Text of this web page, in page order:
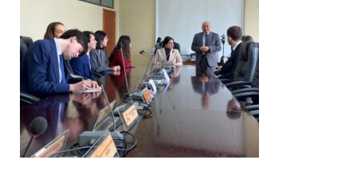
INTERNACIONAL